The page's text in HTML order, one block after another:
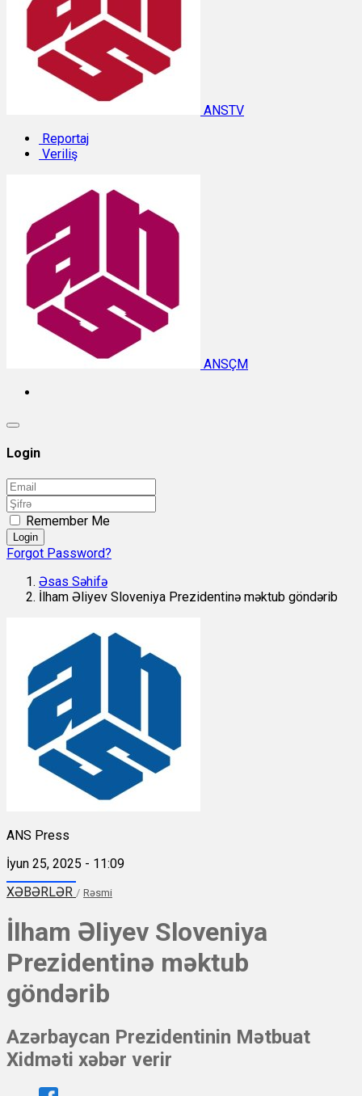
ANSTV
Reportaj
Veriliş
ANSÇM
Login
Remember Me
Login
Forgot Password?
Əsas Səhifə
İlham Əliyev Sloveniya Prezidentinə məktub göndərib
ANS Press
İyun 25, 2025 - 11:09
XƏBƏRLƏR / Rəsmi
İlham Əliyev Sloveniya
Prezidentinə məktub
göndərib
Azərbaycan Prezidentinin Mətbuat
Xidməti xəbər verir